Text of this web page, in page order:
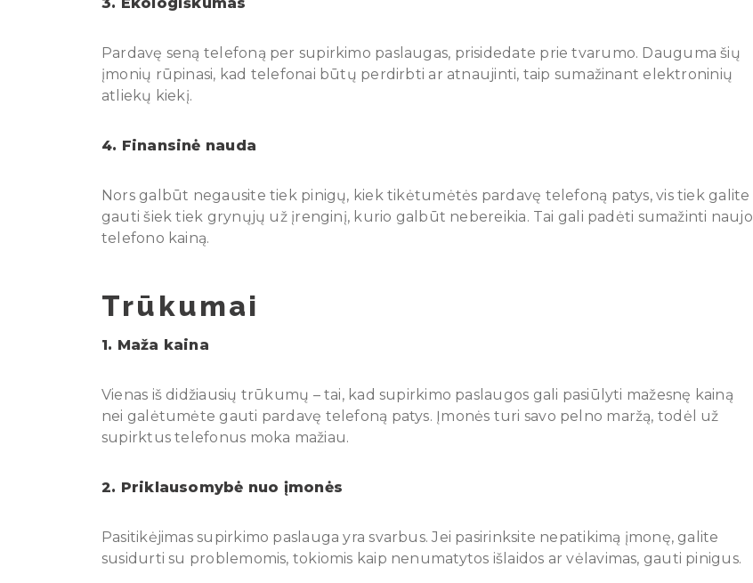
3. Ekologiškumas
Pardavę seną telefoną per supirkimo paslaugas, prisidedate prie tvarumo. Dauguma šių
įmonių rūpinasi, kad telefonai būtų perdirbti ar atnaujinti, taip sumažinant elektroninių
atliekų kiekį.
4. Finansinė nauda
Nors galbūt negausite tiek pinigų, kiek tikėtumėtės pardavę telefoną patys, vis tiek galite
gauti šiek tiek grynųjų už įrenginį, kurio galbūt nebereikia. Tai gali padėti sumažinti naujo
telefono kainą.
Trūkumai
1. Maža kaina
Vienas iš didžiausių trūkumų – tai, kad supirkimo paslaugos gali pasiūlyti mažesnę kainą
nei galėtumėte gauti pardavę telefoną patys. Įmonės turi savo pelno maržą, todėl už
supirktus telefonus moka mažiau.
2. Priklausomybė nuo įmonės
Pasitikėjimas supirkimo paslauga yra svarbus. Jei pasirinksite nepatikimą įmonę, galite
susidurti su problemomis, tokiomis kaip nenumatytos išlaidos ar vėlavimas, gauti pinigus.